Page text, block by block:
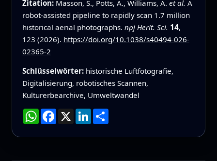
Zitation: Masson, S., Potts, A., Williams, A. et al. A
robot-assisted pipeline to rapidly scan 1.7 million
historical aerial photographs. npj Herit. Sci. 14,
123 (2026). https://doi.org/10.1038/s40494-026-
02365-2
Schlüsselwörter: historische Luftfotografie,
Digitalisierung, robotisches Scannen,
Kulturerbearchive, Umweltwandel
WhatsApp
Facebook
X LinkedInTeilen